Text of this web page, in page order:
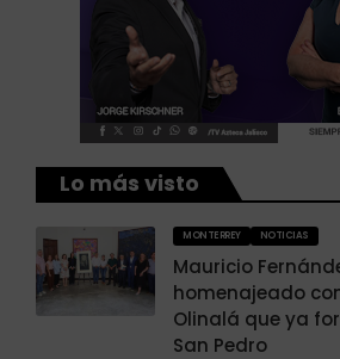
Lo más visto
MONTERREY NOTICIAS
Mauricio
homenajeado
Olinalá que ya
San Pedro